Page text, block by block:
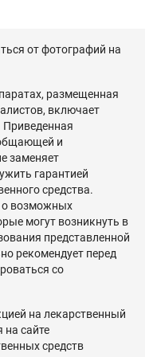
от фотографий на
размещенная
включает
Приведенная
и
заменяет
гарантией
средства.
о возможных
могут возникнуть в
представленной
рекомендует перед
со
на лекарственный
на сайте
средств